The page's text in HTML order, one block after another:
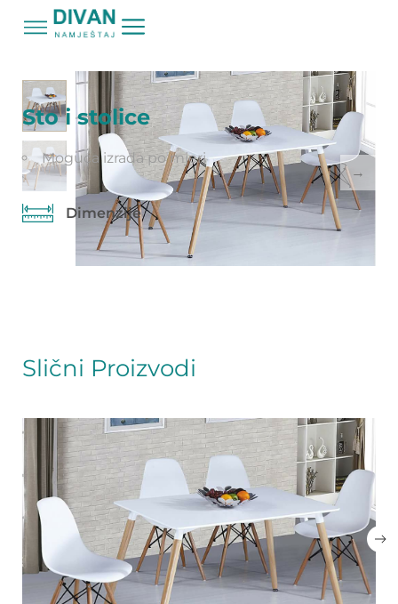
Početna / Proizvodi
Sto i stolice
Moguća izrada po mjeri
Dimenzije
Slični Proizvodi